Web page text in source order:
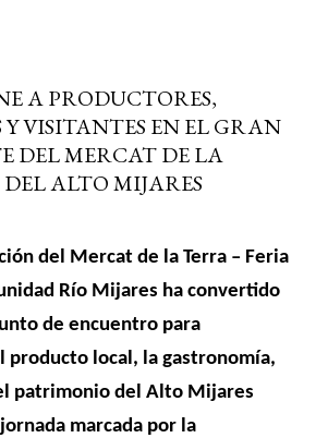
A PRODUCTORES,
Y VISITANTES EN EL GRAN
DEL MERCAT DE LA
ALTO MIJARES
del Mercat de la Terra – Feria
Río Mijares ha convertido
de encuentro para
producto local, la gastronomía,
patrimonio del Alto Mijares
marcada por la